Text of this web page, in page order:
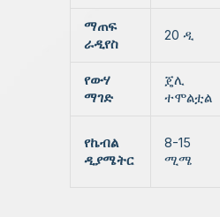
ማጠፍ
ራዲየስ
20 ዲ
የውሃ
ማገድ
ጄሊ
ተሞልቷል
የኬብል
ዲያሜትር
8-15
ሚሜ